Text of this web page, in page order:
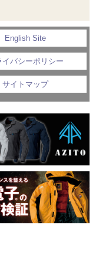
English Site
イバシーポリシー
サイトマップ